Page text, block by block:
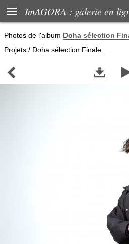
 ImAGORA : galerie en
Photos de l'album Doha sélection
Projets / Doha sélection Finale
 